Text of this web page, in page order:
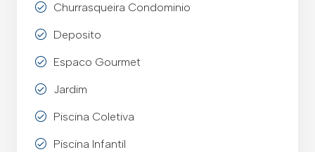
Churrasqueira Condominio
Deposito
Espaco Gourmet
Jardim
Piscina Coletiva
Piscina Infantil